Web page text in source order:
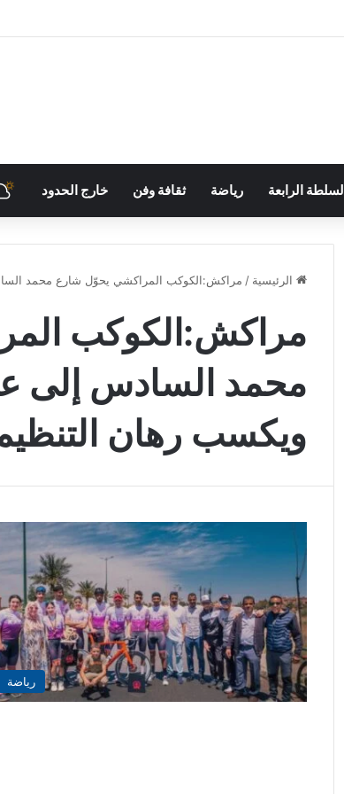
السلطة الرابعة رياضة ثقافة وفن خارج الحدود
الرئيسية / مراكش:الكوكب المراكشي يحوّل شارع محمد
مراكش:الكوكب
محمد السادس إلى
ويكسب رهان التنظيم
رياضة